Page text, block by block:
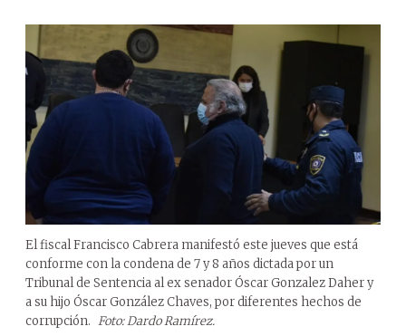
El fiscal Francisco Cabrera manifestó este jueves que está
conforme con la condena de 7 y 8 años dictada por un
Tribunal de Sentencia al ex senador Óscar Gonzalez Daher y
a su hijo Óscar González Chaves, por diferentes hechos de
corrupción. Foto: Dardo Ramírez.